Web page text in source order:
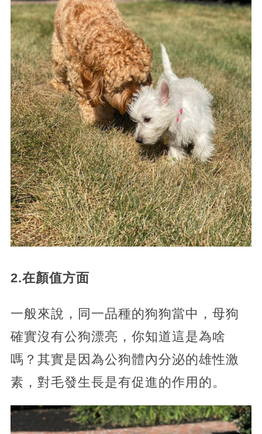
2.在顏值方面
一般來說，同一品種的狗狗當中，母狗
確實沒有公狗漂亮，你知道這是為啥
嗎？其實是因為公狗體內分泌的雄性激
素，對毛發生長是有促進的作用的。